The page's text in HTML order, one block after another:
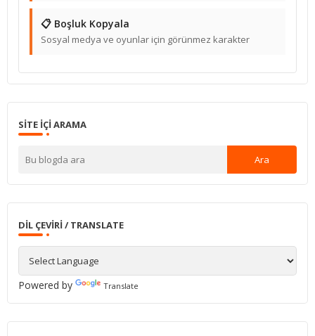
📋 Boşluk Kopyala
Sosyal medya ve oyunlar için görünmez karakter
SITE IÇI ARAMA
DIL ÇEVIRI / TRANSLATE
Powered by Translate